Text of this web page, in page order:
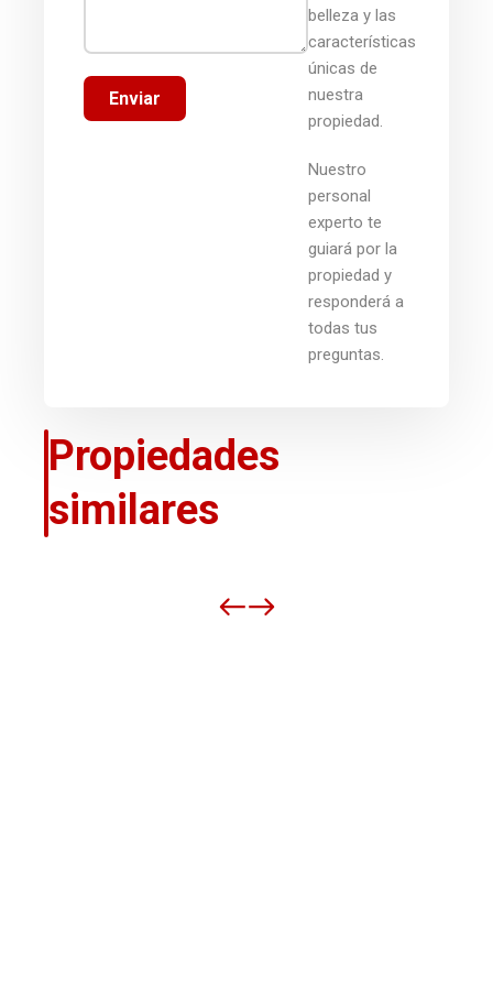
Enviar
belleza y las
características
únicas de
nuestra
propiedad.
Nuestro
personal
experto te
guiará por la
propiedad y
responderá a
todas tus
preguntas.
Propiedades
similares